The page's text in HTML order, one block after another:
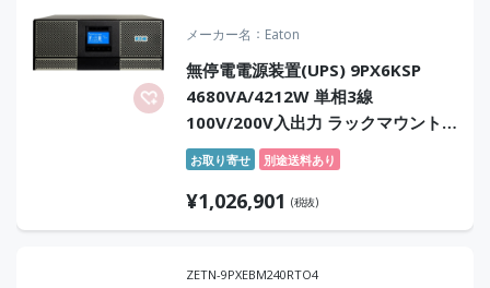
メーカー名 Eaton
無停電電源装置(UPS) 9PX6KSP
4680VA/4212W 単相3線
100V/200V入出力 ラックマウント
型 常時インバータ方式 正弦波
お取り寄せ 別途送料あり
¥1,026,901 (税抜)
ZETN-9PXEBM240RTO4